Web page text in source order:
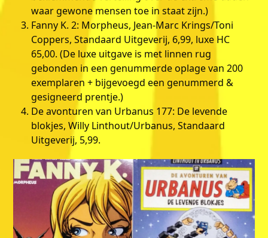
waar gewone mensen toe in staat zijn.)
Fanny K. 2: Morpheus, Jean-Marc Krings/Toni
Coppers, Standaard Uitgeverij, 6,99, luxe HC
65,00. (De luxe uitgave is met linnen rug
gebonden in een genummerde oplage van 200
exemplaren + bijgevoegd een genummerd &
gesigneerd prentje.)
De avonturen van Urbanus 177: De levende
blokjes, Willy Linthout/Urbanus, Standaard
Uitgeverij, 5,99.